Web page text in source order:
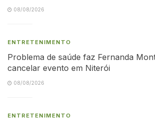
08/08/2026
ENTRETENIMENTO
Problema de saúde faz Fernanda
cancelar evento em Niterói
08/08/2026
ENTRETENIMENTO